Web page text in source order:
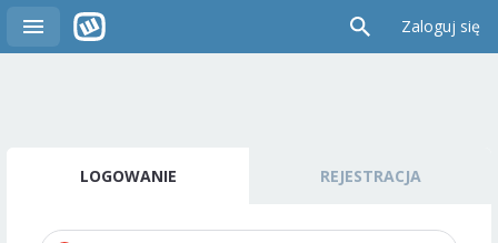
Zaloguj się
LOGOWANIE REJESTRACJA